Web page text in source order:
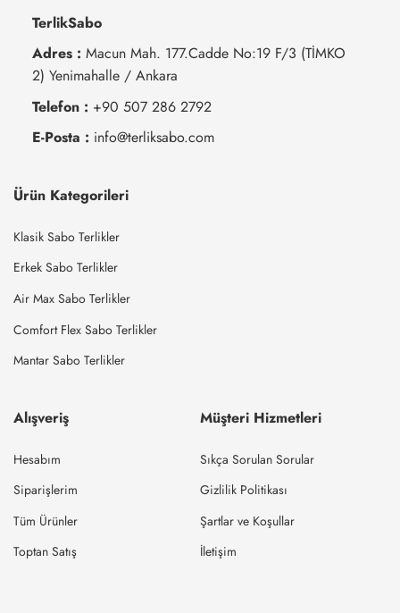
TerlikSabo
Adres : Macun Mah. 177.Cadde No:19 F/3 (TİMKO
2) Yenimahalle / Ankara
Telefon : +90 507 286 2792
E-Posta : info@terliksabo.com
Ürün Kategorileri
Klasik Sabo Terlikler
Erkek Sabo Terlikler
Air Max Sabo Terlikler
Comfort Flex Sabo Terlikler
Mantar Sabo Terlikler
Alışveriş
Hesabım
Siparişlerim
Tüm Ürünler
Toptan Satış
Müşteri Hizmetleri
Sıkça Sorulan Sorular
Gizlilik Politikası
Şartlar ve Koşullar
İletişim